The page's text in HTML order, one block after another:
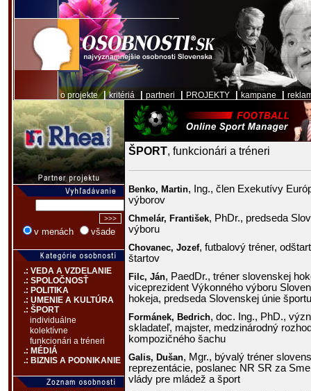
o projekte|kritériá partneri PROJEKTY kampane
v menách všade
.: VEDA A VZDELANIE
.: SPOLOČNOSŤ
.: POLITIKA
.: UMENIE A KULTÚRA
.: ŠPORT
individuálne
kolektívne
funkcionári a tréneri
.: MÉDIÁ
.: BIZNIS A PODNIKANIE
ŠPORT, funkcionári a tréneri
Benko, Martin, Ing., člen Exekutívy
výborov
Chmelár, František, PhDr., predseda
výboru
Chovanec, Jozef, futbalový tréner,
štartov
Filc, Ján, PaedDr., tréner slovenskej
viceprezident Výkonného výboru
hokeja, predseda Slovenskej únie športu
Formánek, Bedrich, doc. Ing., PhD.,
skladateľ, majster, medzinárodný
kompozičného šachu
Galis, Dušan, Mgr., bývalý tréner
reprezentácie, poslanec NR SR za
vlády pre mládež a šport